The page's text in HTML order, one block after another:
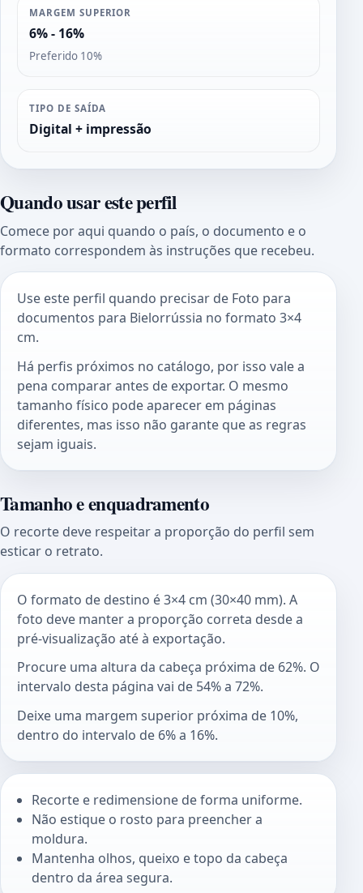
MARGEM SUPERIOR
6% - 16%
Preferido 10%
TIPO DE SAÍDA
Digital + impressão
Quando usar este perfil
Comece por aqui quando o país, o documento e o
formato correspondem às instruções que recebeu.
Use este perfil quando precisar de Foto para
documentos para Bielorrússia no formato 3×4
cm.
Há perfis próximos no catálogo, por isso vale a
pena comparar antes de exportar. O mesmo
tamanho físico pode aparecer em páginas
diferentes, mas isso não garante que as regras
sejam iguais.
Tamanho e enquadramento
O recorte deve respeitar a proporção do perfil sem
esticar o retrato.
O formato de destino é 3×4 cm (30×40 mm). A
foto deve manter a proporção correta desde a
pré-visualização até à exportação.
Procure uma altura da cabeça próxima de 62%. O
intervalo desta página vai de 54% a 72%.
Deixe uma margem superior próxima de 10%,
dentro do intervalo de 6% a 16%.
Recorte e redimensione de forma uniforme.
Não estique o rosto para preencher a
moldura.
Mantenha olhos, queixo e topo da cabeça
dentro da área segura.